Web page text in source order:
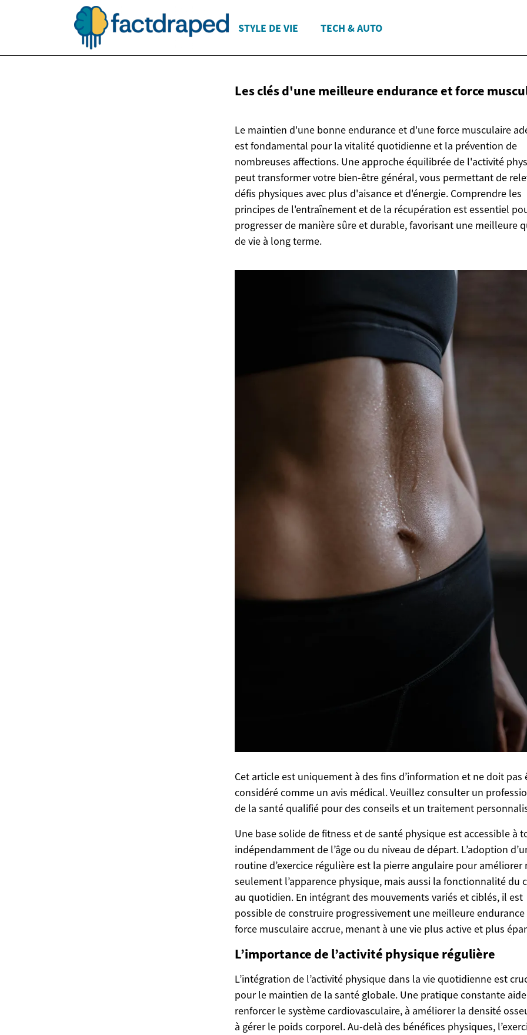
STYLE DE VIE TECH & AUTO
Les clés d'une meilleure endurance etforce
Le maintien d'une bonne endurance et d'une force musculaire
est fondamental pour la vitalité quotidienne et la prévention de
nombreuses affections. Une approche équilibrée de l'activité
peut transformer votre bien-être général, vous permettant de
défis physiques avec plus d'aisance et d'énergie. Comprendre les
principes de l'entraînement et de la récupération est essentiel
progresser de manière sûre et durable, favorisant une meilleure
de vie à long terme.
Cet article est uniquement à des fins d’information et ne doit pas
considéré comme un avis médical. Veuillez consulter un
de la santé qualifié pour des conseils et un traitement
Une base solide de fitness et de santé physique est accessible à
indépendamment de l’âge ou du niveau de départ. L’adoption
routine d’exercice régulière est la pierre angulaire pour améliorer
seulement l’apparence physique, mais aussi la fonctionnalité du
au quotidien. En intégrant des mouvements variés et ciblés, il est
possible de construire progressivement une meilleure
force musculaire accrue, menant à une vie plus active et plus
L’importance de l’activité physique régulière
L’intégration de l’activité physique dans la vie quotidienne est
pour le maintien de la santé globale. Une pratique constante
renforcer le système cardiovasculaire, à améliorer la densité
à gérer le poids corporel. Au-delà des bénéfices physiques,